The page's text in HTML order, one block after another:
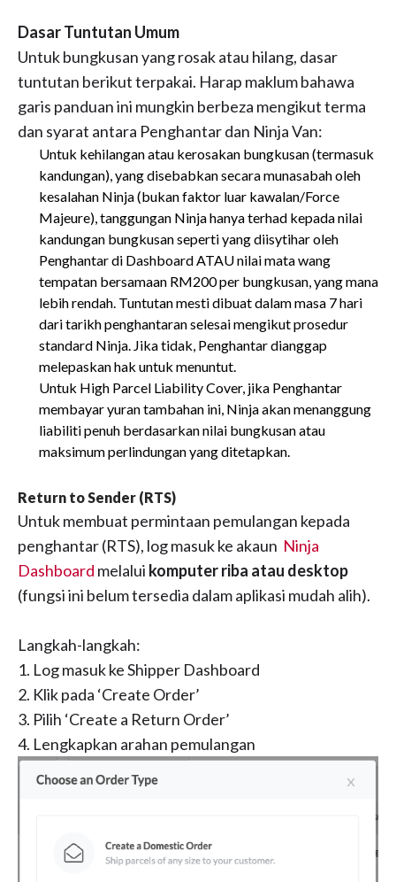
Dasar Tuntutan Umum
Untuk bungkusan yang rosak atau hilang, dasar
tuntutan berikut terpakai. Harap maklum bahawa
garis panduan ini mungkin berbeza mengikut terma
dan syarat antara Penghantar dan Ninja Van:
Untuk kehilangan atau kerosakan bungkusan (termasuk
kandungan), yang disebabkan secara munasabah oleh
kesalahan Ninja (bukan faktor luar kawalan/Force
Majeure), tanggungan Ninja hanya terhad kepada nilai
kandungan bungkusan seperti yang diisytihar oleh
Penghantar di Dashboard ATAU nilai mata wang
tempatan bersamaan RM200 per bungkusan, yang mana
lebih rendah. Tuntutan mesti dibuat dalam masa 7 hari
dari tarikh penghantaran selesai mengikut prosedur
standard Ninja. Jika tidak, Penghantar dianggap
melepaskan hak untuk menuntut.
Untuk High Parcel Liability Cover, jika Penghantar
membayar yuran tambahan ini, Ninja akan menanggung
liabiliti penuh berdasarkan nilai bungkusan atau
maksimum perlindungan yang ditetapkan.
Return to Sender (RTS)
Untuk membuat permintaan pemulangan kepada
penghantar (RTS), log masuk ke akaun Ninja
Dashboard melalui komputer riba atau desktop
(fungsi ini belum tersedia dalam aplikasi mudah alih).
Langkah-langkah:
1. Log masuk ke Shipper Dashboard
2. Klik pada ‘Create Order’
3. Pilih ‘Create a Return Order’
4. Lengkapkan arahan pemulangan